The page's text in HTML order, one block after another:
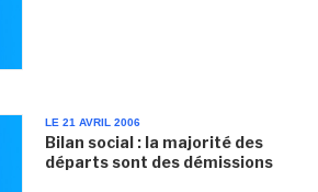
LE 21 AVRIL 2006
Bilan social : la majorité des
départs sont des démissions